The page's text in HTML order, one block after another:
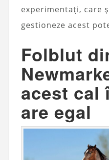
experimentați, care
gestioneze acest
Folblut
acest cal
are egal